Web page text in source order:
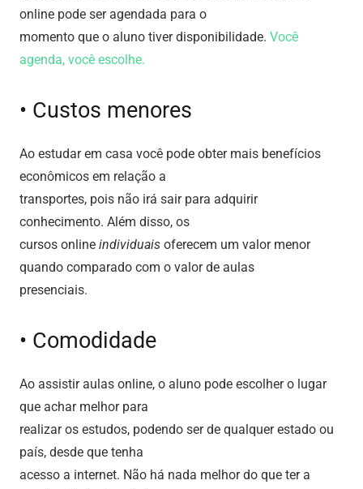
online pode ser agendada para o
momento que o aluno tiver disponibilidade. Você
agenda, você escolhe.
• Custos menores
Ao estudar em casa você pode obter mais benefícios
econômicos em relação a
transportes, pois não irá sair para adquirir
conhecimento. Além disso, os
cursos online individuais oferecem um valor menor
quando comparado com o valor de aulas
presenciais.
• Comodidade
Ao assistir aulas online, o aluno pode escolher o lugar
que achar melhor para
realizar os estudos, podendo ser de qualquer estado ou
país, desde que tenha
acesso a internet. Não há nada melhor do que ter a